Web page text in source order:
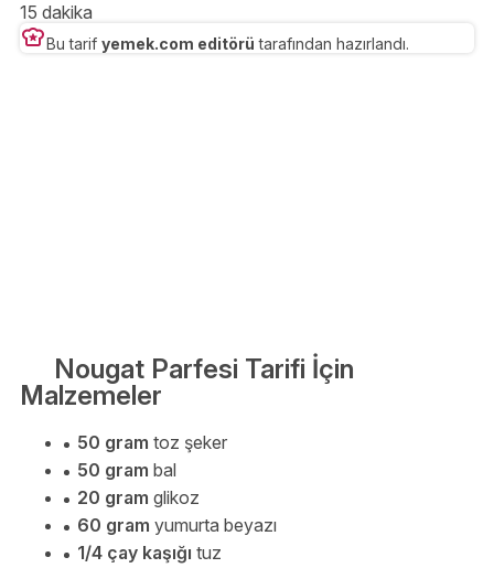
15 dakika
Bu tarif yemek.com editörü tarafından hazırlandı.
Nougat Parfesi Tarifi İçin
Malzemeler
50 gram toz şeker
50 gram bal
20 gram glikoz
60 gram yumurta beyazı
1/4 çay kaşığı tuz